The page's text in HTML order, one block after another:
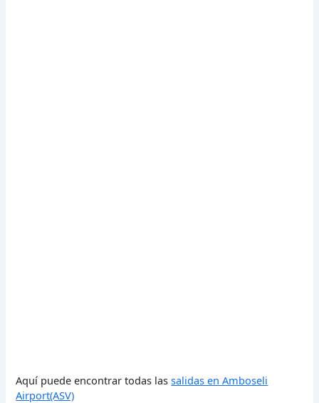
Aquí puede encontrar todas lassalidas en Amboseli
Airport(ASV)